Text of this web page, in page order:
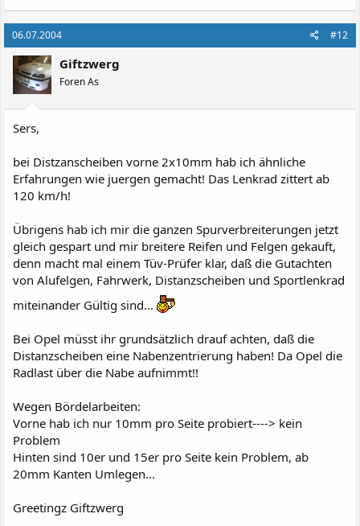
06.07.2004 #12
Giftzwerg
Foren As
Sers,
bei Distzanscheiben vorne 2x10mm hab ich ähnliche
Erfahrungen wie juergen gemacht! Das Lenkrad zittert ab
120 km/h!
Übrigens hab ich mir die ganzen Spurverbreiterungen jetzt
gleich gespart und mir breitere Reifen und Felgen gekauft,
denn macht mal einem Tüv-Prüfer klar, daß die Gutachten
von Alufelgen, Fahrwerk, Distanzscheiben und Sportlenkrad
miteinander Gültig sind...
Bei Opel müsst ihr grundsätzlich drauf achten, daß die
Distanzscheiben eine Nabenzentrierung haben! Da Opel die
Radlast über die Nabe aufnimmt!!
Wegen Bördelarbeiten:
Vorne hab ich nur 10mm pro Seite probiert----> kein
Problem
Hinten sind 10er und 15er pro Seite kein Problem, ab
20mm Kanten Umlegen...
Greetingz Giftzwerg